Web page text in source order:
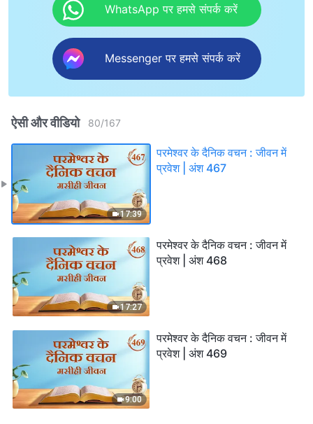
WhatsApp पर हमसे संपर्क करें
Messenger पर हमसे संपर्क करें
ऐसी और वीडियो 80/167
17:39
परमेश्वर के दैनिक वचन : जीवन में
प्रवेश | अंश 467
17:27
परमेश्वर के दैनिक वचन : जीवन में
प्रवेश | अंश 468
9:00
परमेश्वर के दैनिक वचन : जीवन में
प्रवेश | अंश 469